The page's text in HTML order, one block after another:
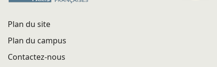
Plan du site
Plan du campus
Contactez-nous